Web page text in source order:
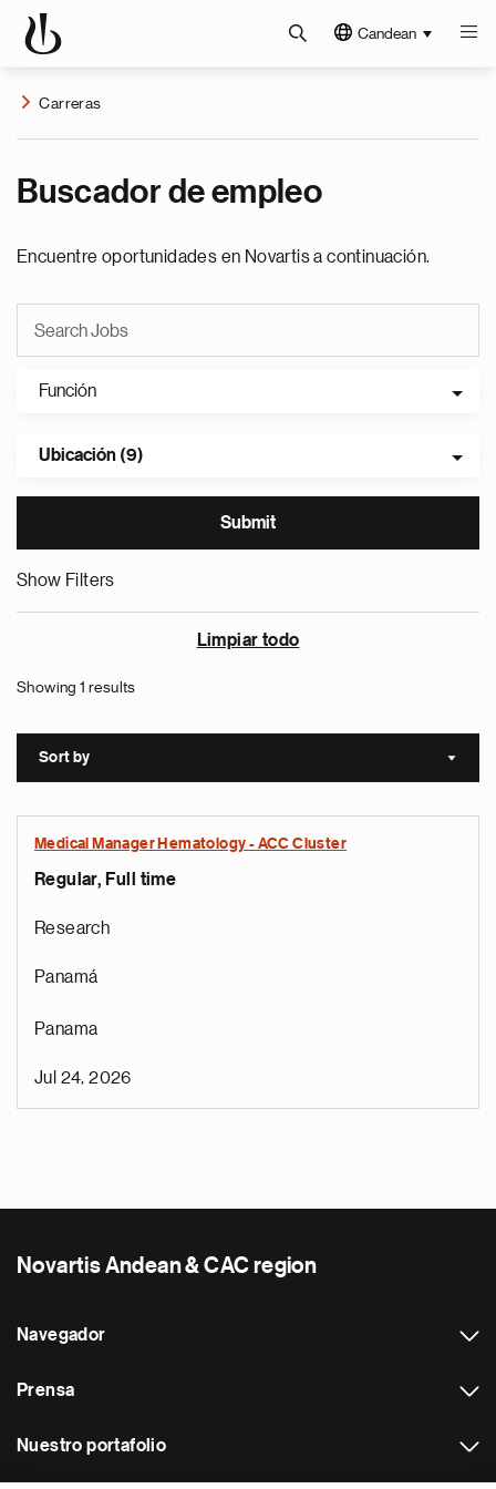
Candean
Carreras
Buscador de empleo
Encuentre oportunidades en Novartis a continuación.
Función
Ubicación (9)
Show Filters
Limpiar todo
Showing 1 results
Sort by Sort
Medical Manager Hematology - ACC Cluster
Regular, Full time
Research
Panamá
Panama
Jul 24, 2026
Novartis Andean & CAC region
Navegador
Prensa
Nuestro portafolio